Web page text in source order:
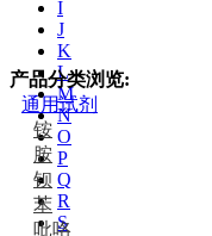
I
J
K
L
M
N
O
P
Q
R
S
产品分类浏览:
通用试剂
铵
胺
钡
苯
吡咯